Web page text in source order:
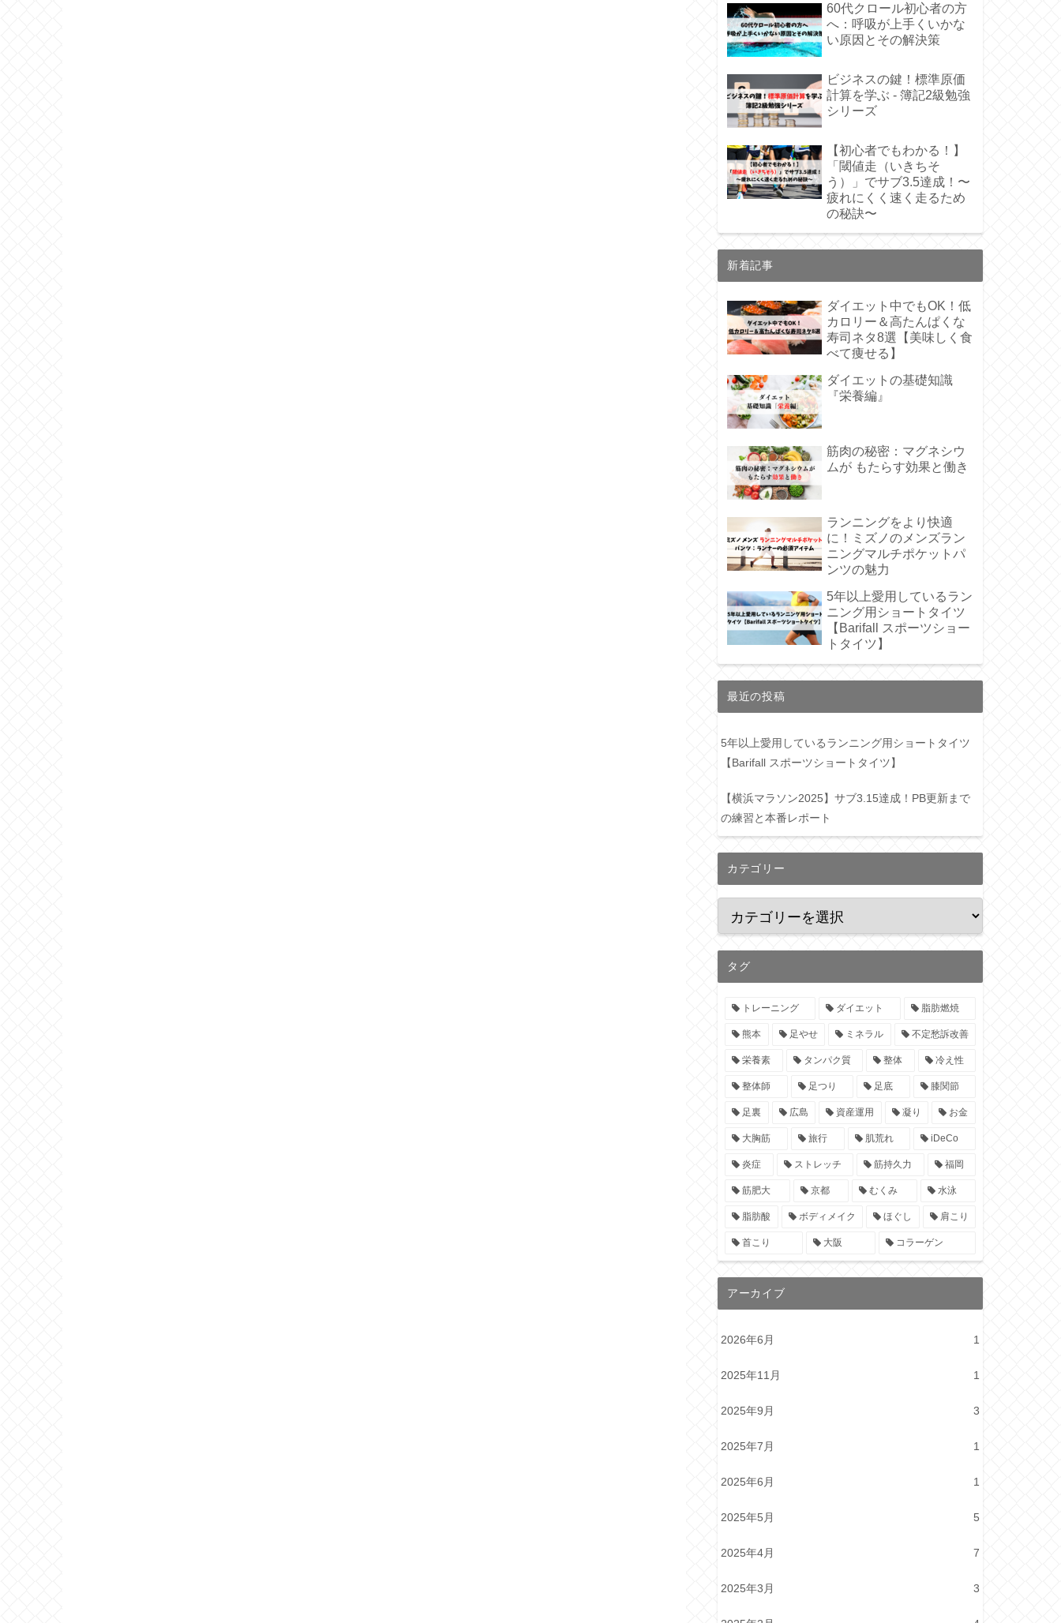
60代クロール初心者の方
へ：呼吸が上手くいかな
い原因とその解決策
ビジネスの鍵！標準原価
計算を学ぶ - 簿記2級勉強
シリーズ
【初心者でもわかる！】
「閾値走（いきちそ
う）」でサブ3.5達成！〜
疲れにくく速く走るため
の秘訣〜
新着記事
ダイエット中でもOK！低
カロリー＆高たんぱくな
寿司ネタ8選【美味しく食
べて痩せる】
ダイエットの基礎知識
『栄養編』
筋肉の秘密：マグネシウ
ムが もたらす効果と働き
ランニングをより快適
に！ミズノのメンズラン
ニングマルチポケットパ
ンツの魅力
5年以上愛用しているラン
ニング用ショートタイツ
【Barifall スポーツショー
トタイツ】
最近の投稿
5年以上愛用しているランニング用ショートタイツ
【Barifall スポーツショートタイツ】
【横浜マラソン2025】サブ3.15達成！PB更新まで
の練習と本番レポート
カテゴリー
タグ
トレーニング ダイエット 脂肪燃焼
熊本 足やせ ミネラル 不定愁訴改善
栄養素 タンパク質 整体 冷え性
整体師 足つり 足底 膝関節
足裏 広島 資産運用 凝り お金
大胸筋 旅行 肌荒れ iDeCo
炎症 ストレッチ 筋持久力 福岡
筋肥大 京都 むくみ 水泳
脂肪酸 ボディメイク ほぐし 肩こり
首こり 大阪 コラーゲン
アーカイブ
2026年6月 1
2025年11月 1
2025年9月 3
2025年7月 1
2025年6月 1
2025年5月 5
2025年4月 7
2025年3月 3